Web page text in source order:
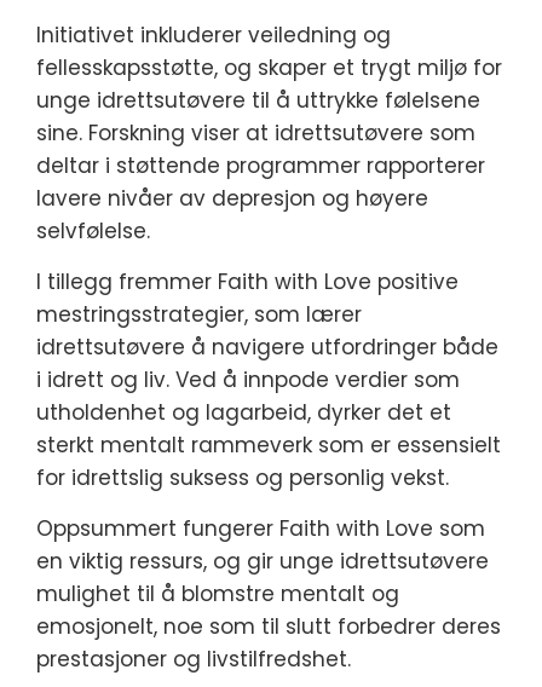
Initiativet inkluderer veiledning og
fellesskapsstøtte, og skaper et trygt miljø for
unge idrettsutøvere til å uttrykke følelsene
sine. Forskning viser at idrettsutøvere som
deltar i støttende programmer rapporterer
lavere nivåer av depresjon og høyere
selvfølelse.
I tillegg fremmer Faith with Love positive
mestringsstrategier, som lærer
idrettsutøvere å navigere utfordringer både
i idrett og liv. Ved å innpode verdier som
utholdenhet og lagarbeid, dyrker det et
sterkt mentalt rammeverk som er essensielt
for idrettslig suksess og personlig vekst.
Oppsummert fungerer Faith with Love som
en viktig ressurs, og gir unge idrettsutøvere
mulighet til å blomstre mentalt og
emosjonelt, noe som til slutt forbedrer deres
prestasjoner og livstilfredshet.